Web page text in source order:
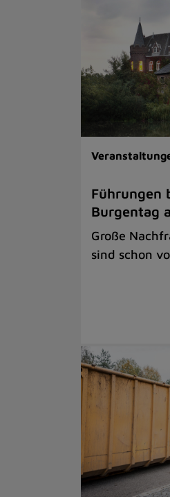
Führungen
Burgentag
Große
sind schon